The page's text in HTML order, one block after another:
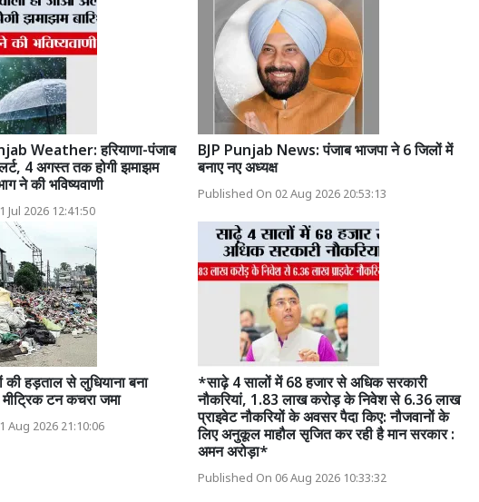
Weather: हरियाणा-पंजाब
4 अगस्त तक होगी झमाझम
ने की भविष्यवाणी
2026 12:41:50
BJP Punjab News: पंजाब भाजपा ने 6 जिलों में
बनाए नए अध्यक्ष
Published On 02 Aug 2026 20:53:13
की हड़ताल से लुधियाना बना
टन कचरा जमा
Aug 2026 21:10:06
*साढ़े 4 सालों में 68 हजार से अधिक सरकारी
नौकरियां, 1.83 लाख करोड़ के निवेश से 6.36 लाख
प्राइवेट नौकरियों के अवसर पैदा किए: नौजवानों के
लिए अनुकूल माहौल सृजित कर रही है मान सरकार :
अमन अरोड़ा*
Published On 06 Aug 2026 10:33:32